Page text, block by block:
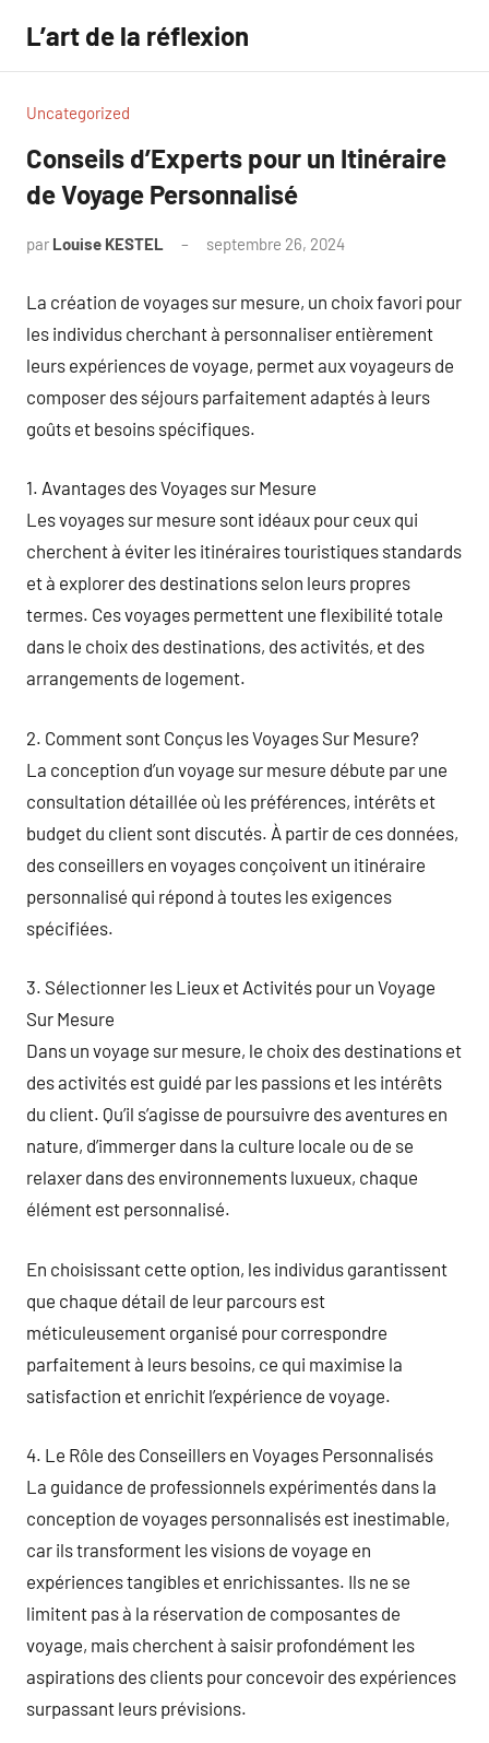
contenu
L’art de la réflexion
Uncategorized
Conseils d’Experts pour un Itinéraire
de Voyage Personnalisé
par Louise KESTEL septembre 26, 2024
La création de voyages sur mesure, un choix favori pour
les individus cherchant à personnaliser entièrement
leurs expériences de voyage, permet aux voyageurs de
composer des séjours parfaitement adaptés à leurs
goûts et besoins spécifiques.
1. Avantages des Voyages sur Mesure
Les voyages sur mesure sont idéaux pour ceux qui
cherchent à éviter les itinéraires touristiques standards
et à explorer des destinations selon leurs propres
termes. Ces voyages permettent une flexibilité totale
dans le choix des destinations, des activités, et des
arrangements de logement.
2. Comment sont Conçus les Voyages Sur Mesure?
La conception d’un voyage sur mesure débute par une
consultation détaillée où les préférences, intérêts et
budget du client sont discutés. À partir de ces données,
des conseillers en voyages conçoivent un itinéraire
personnalisé qui répond à toutes les exigences
spécifiées.
3. Sélectionner les Lieux et Activités pour un Voyage
Sur Mesure
Dans un voyage sur mesure, le choix des destinations et
des activités est guidé par les passions et les intérêts
du client. Qu’il s’agisse de poursuivre des aventures en
nature, d’immerger dans la culture locale ou de se
relaxer dans des environnements luxueux, chaque
élément est personnalisé.
En choisissant cette option, les individus garantissent
que chaque détail de leur parcours est
méticuleusement organisé pour correspondre
parfaitement à leurs besoins, ce qui maximise la
satisfaction et enrichit l’expérience de voyage.
4. Le Rôle des Conseillers en Voyages Personnalisés
La guidance de professionnels expérimentés dans la
conception de voyages personnalisés est inestimable,
car ils transforment les visions de voyage en
expériences tangibles et enrichissantes. Ils ne se
limitent pas à la réservation de composantes de
voyage, mais cherchent à saisir profondément les
aspirations des clients pour concevoir des expériences
surpassant leurs prévisions.